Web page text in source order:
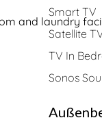
and laundry
Smart TV
Satellite
TV In
Sonos